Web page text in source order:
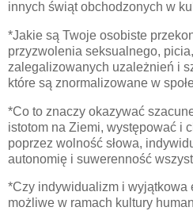
innych świąt obchodzonych w
*Jakie są Twoje osobiste
przyzwolenia seksualnego,
zalegalizowanych uzależnień i
które są znormalizowane w
*Co to znaczy okazywać
istotom na Ziemi, występować i
poprzez wolność słowa,
autonomię i suwerenność
*Czy indywidualizm i wyjątkowa
możliwe w ramach kultury